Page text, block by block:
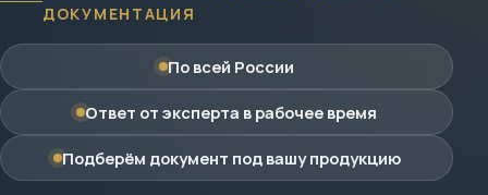
ДОКУМЕНТАЦИЯ
По всей России
Ответ от эксперта в рабочее время
Подберём документ под вашу продукцию